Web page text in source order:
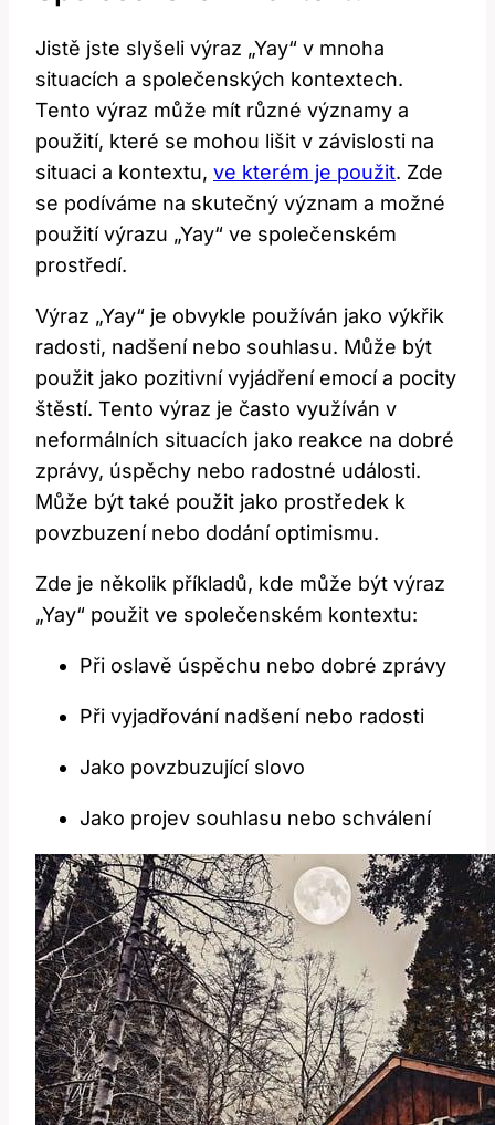
Jistě jste slyšeli výraz „Yay“ v mnoha
situacích a společenských kontextech.
Tento výraz může mít různé významy a
použití, které se mohou lišit v závislosti na
situaci a kontextu, ve kterém je použit. Zde
se podíváme na skutečný význam a možné
použití výrazu „Yay“ ve společenském
prostředí.
Výraz „Yay“ je obvykle používán jako výkřik
radosti, nadšení nebo souhlasu. Může být
použit jako pozitivní vyjádření emocí a pocity
štěstí. Tento výraz je často využíván v
neformálních situacích jako reakce na dobré
zprávy, úspěchy nebo radostné události.
Může být také použit jako prostředek k
povzbuzení nebo dodání optimismu.
Zde je několik příkladů, kde může být výraz
„Yay“ použit ve společenském kontextu:
Při oslavě úspěchu nebo dobré zprávy
Při vyjadřování nadšení nebo radosti
Jako povzbuzující slovo
Jako projev souhlasu nebo schválení